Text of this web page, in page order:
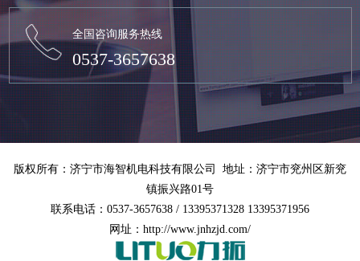
全国咨询服务热线
0537-3657638
版权所有：济宁市海智机电科技有限公司 地址：济宁市兖州区新兖
镇振兴路01号
联系电话：0537-3657638 / 13395371328 13395371956
网址：http://www.jnhzjd.com/